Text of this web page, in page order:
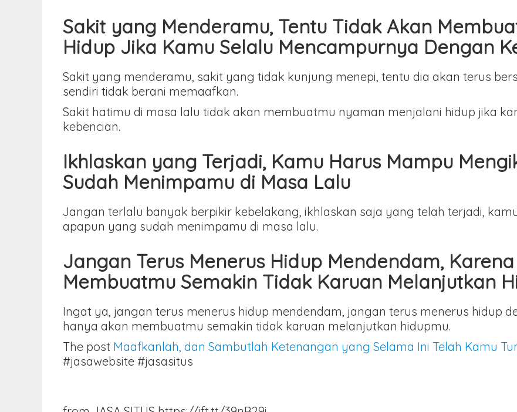
Sakit yang Menderamu, Tentu Tidak Akan
Hidup Jika Kamu Selalu Mencampurnya Dengan
Sakit yang menderamu, sakit yang tidak kunjung menepi, tentu dia akan terus
sendiri tidak berani memaafkan.
Sakit hatimu di masa lalu tidak akan membuatmu nyaman menjalani hidup jika
kebencian.
Ikhlaskan yang Terjadi, Kamu Harus Mampu
Sudah Menimpamu di Masa Lalu
Jangan terlalu banyak berpikir kebelakang, ikhlaskan saja yang telah terjadi,
apapun yang sudah menimpamu di masa lalu.
Jangan Terus Menerus Hidup Mendendam,
Membuatmu Semakin Tidak Karuan Melanjutkan
Ingat ya, jangan terus menerus hidup mendendam, jangan terus menerus hidup
hanya akan membuatmu semakin tidak karuan melanjutkan hidupmu.
The post Maafkanlah, dan Sambutlah Ketenangan yang Selama Ini Telah Kamu
#jasawebsite #jasasitus